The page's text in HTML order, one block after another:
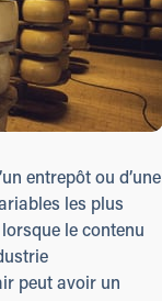
entrepôt ou d’une
les plus
le contenu
peut avoir un